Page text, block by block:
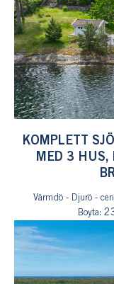
KOMPLETT
MED 3 HUS,
Värmdö - Djurö -
Boyta: